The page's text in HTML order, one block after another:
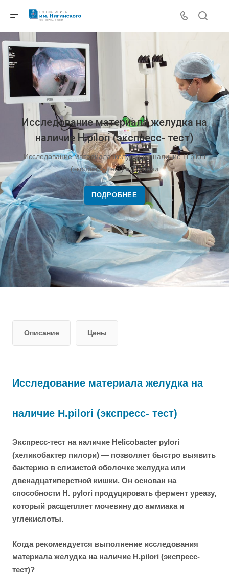
Исследование материала желудка на
наличие H.pilori (экспресс- тест)
Исследование материала желудка на наличие H.pilori
(экспресс- тест) в Тюмени
ПОДРОБНЕЕ
Описание Цены
Исследование материала желудка на
наличие H.pilori (экспресс- тест)
Экспресс-тест на наличие Helicobacter pylori
(хеликобактер пилори) — позволяет быстро выявить
бактерию в слизистой оболочке желудка или
двенадцатиперстной кишки. Он основан на
способности H. pylori продуцировать фермент уреазу,
который расщепляет мочевину до аммиака и
углекислоты.
Когда рекомендуется выполнение исследования
материала желудка на наличие H.pilori (экспресс-
тест)?